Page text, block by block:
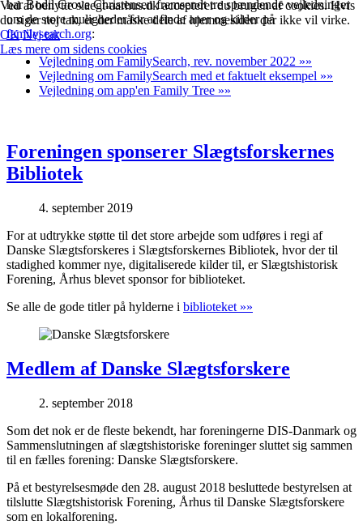
har Bodil Grove Christensen fremsendt tre spændende vejledninger
om de store muligheder for at finde aner og kilder på
familysearch.org:
Vejledning om FamilySearch, rev. november 2022 »»
Vejledning om FamilySearch med et faktuelt eksempel »»
Vejledning om app'en Family Tree »»
Foreningen sponserer Slægtsforskernes
Bibliotek
4. september 2019
For at udtrykke støtte til det store arbejde som udføres i regi af
Danske Slægtsforskeres i Slægtsforskernes Bibliotek, hvor der til
stadighed kommer nye, digitaliserede kilder til, er Slægtshistorisk
Forening, Århus blevet sponsor for biblioteket.
Se alle de gode titler på hylderne i biblioteket »»
Medlem af Danske Slægtsforskere
2. september 2018
Som det nok er de fleste bekendt, har foreningerne DIS-Danmark og
Sammenslutningen af slægtshistoriske foreninger sluttet sig sammen
til en fælles forening: Danske Slægtsforskere.
På et bestyrelsesmøde den 28. august 2018 besluttede bestyrelsen at
tilslutte Slægtshistorisk Forening, Århus til Danske Slægtsforskere
som en lokalforening.
Ved at benytte slaegt-aarhus.dk accepterer du brugen af cookies. Hvis
du siger nej tak, er der måske dele af hjemmesiden der ikke vil virke.
OK Nej tak
Læs mere om sidens cookies